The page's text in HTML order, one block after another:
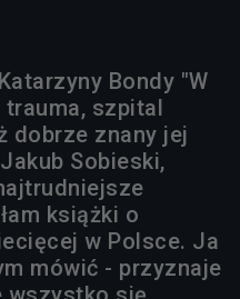
Bondy "W
trauma, szpital
dobrze znany jej
Sobieski,
książki o
w Polsce. Ja
mówić - przyznaje